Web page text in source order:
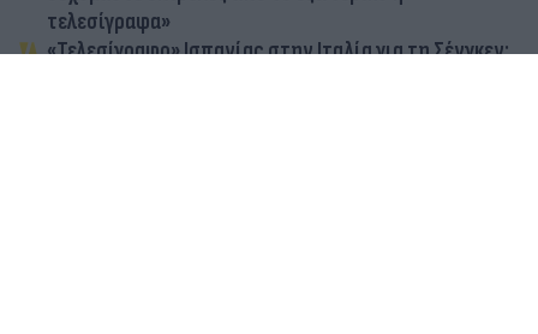
τελεσίγραφα»
«Τελεσίγραφο» Ισπανίας στην Ιταλία για τη Σένγκεν: